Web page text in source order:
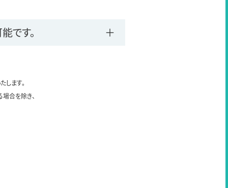
です。
ます。
合を除き、